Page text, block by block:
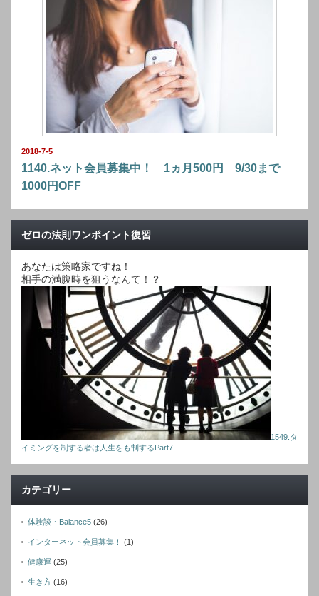
2018-7-5
1140.ネット会員募集中！ 1ヵ月500円 9/30まで
1000円OFF
ゼロの法則ワンポイント復習
あなたは策略家ですね！
相手の満腹時を狙うなんて！？
1549.タ
イミングを制する者は人生をも制するPart7
カテゴリー
体験談・Balance5 (26)
インターネット会員募集！ (1)
健康運 (25)
生き方 (16)